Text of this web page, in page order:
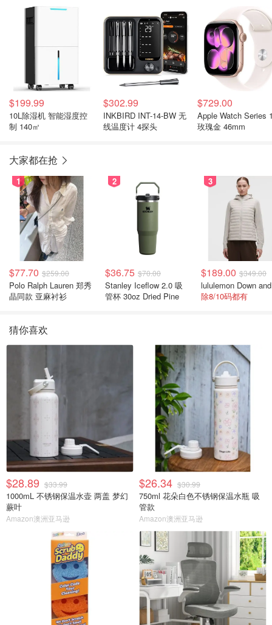
$199.99
10L除湿机 智能湿度控
制 140㎡
$302.99
INKBIRD INT-14-BW 无
线温度计 4探头
$729.00
Apple Watch Series
玫瑰金 46mm
大家都在抢
1
$77.70 $259.00
Polo Ralph Lauren 郑秀
晶同款 亚麻衬衫
2
$36.75 $70.00
Stanley Iceflow 2.0 吸
管杯 30oz Dried Pine
3
$189.00 $349.00
除8/10码都有
猜你喜欢
$28.89 $33.99
1000mL 不锈钢保温水壶 两盖 梦幻
蕨叶
Amazon澳洲亚马逊
$26.34 $30.99
750ml 花朵白色不锈钢保温水瓶 吸
管款
Amazon澳洲亚马逊